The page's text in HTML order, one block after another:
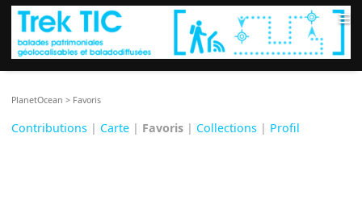
≡
PlanetOcean > Favoris
Contributions | Carte | Favoris | Collections | Profil